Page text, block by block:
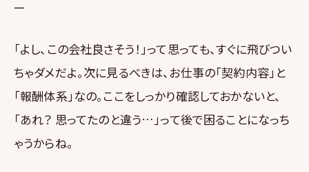
—
「よし、この会社良さそう！」って思っても、すぐに飛びつい
ちゃダメだよ。次に見るべきは、お仕事の「契約内容」と
「報酬体系」なの。ここをしっかり確認しておかないと、
「あれ？ 思ってたのと違う…」って後で困ることになっち
ゃうからね。